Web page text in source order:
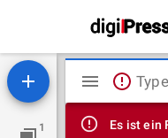
1
Viewer
Es ist ein